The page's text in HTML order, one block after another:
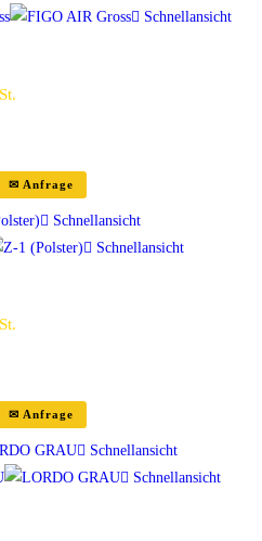
✉ Anfrage
Schnellansicht
Schnellansicht
✉ Anfrage
Schnellansicht
Schnellansicht
Schnellansicht